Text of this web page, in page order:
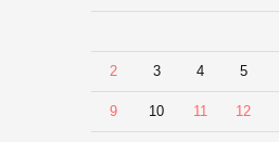
2 3 4 5
9 10 11 12